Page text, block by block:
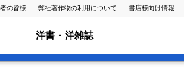
の皆様 弊社著作物の利用について 書店様向け情報
洋書・洋雑誌